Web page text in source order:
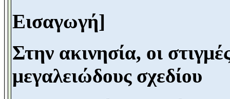
Εισαγωγή]
Στην ακινησία, οι
μεγαλειώδους σχεδίου